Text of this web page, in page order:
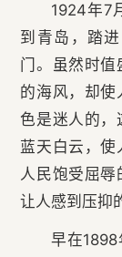
1924年7
到青岛，踏
门。虽然时值
的海风，却使
色是迷人的，
蓝天白云，使
人民饱受屈辱
让人感到压抑
早在1898